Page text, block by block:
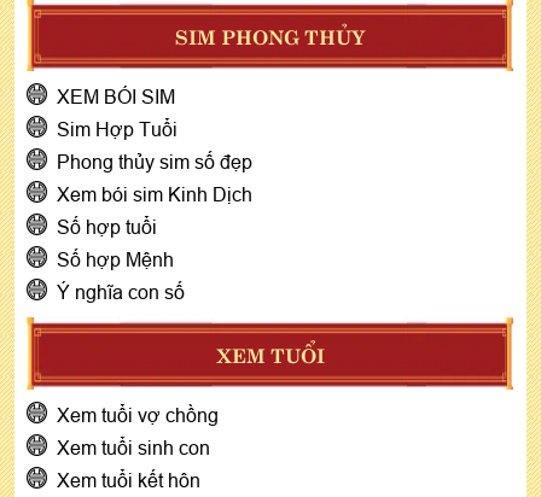
SIM PHONG THỦY
XEM BÓI SIM
Sim Hợp Tuổi
Phong thủy sim số đẹp
Xem bói sim Kinh Dịch
Số hợp tuổi
Số hợp Mệnh
Ý nghĩa con số
XEM TUỔI
Xem tuổi vợ chồng
Xem tuổi sinh con
Xem tuổi kết hôn